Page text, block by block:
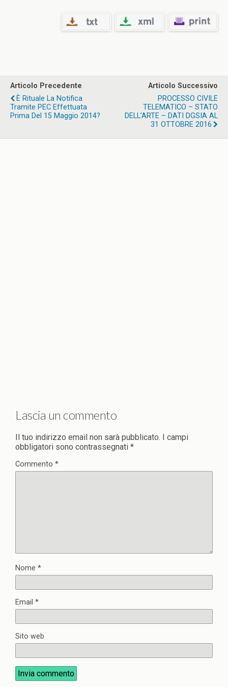
Articolo Precedente
È Rituale La Notifica
Tramite PEC Effettuata
Prima Del 15 Maggio 2014?
Articolo Successivo
PROCESSO CIVILE
TELEMATICO – STATO
DELL’ARTE – DATI DGSIA AL
31 OTTOBRE 2016
Lascia un commento
Il tuo indirizzo email non sarà pubblicato. I campi
obbligatori sono contrassegnati *
Commento *
Nome *
Email *
Sito web